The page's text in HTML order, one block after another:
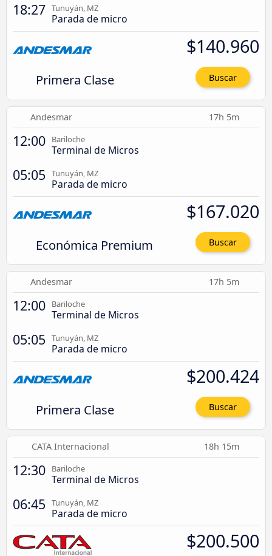
18:27 Tunuyán, MZ
Parada de micro
Primera Clase
$140.960
Buscar
Andesmar 17h 5m
12:00 Bariloche
Terminal de Micros
05:05 Tunuyán, MZ
Parada de micro
Económica Premium
$167.020
Buscar
Andesmar 17h 5m
12:00 Bariloche
Terminal de Micros
05:05 Tunuyán, MZ
Parada de micro
Primera Clase
$200.424
Buscar
CATA Internacional 18h 15m
12:30 Bariloche
Terminal de Micros
06:45 Tunuyán, MZ
Parada de micro
$200.500